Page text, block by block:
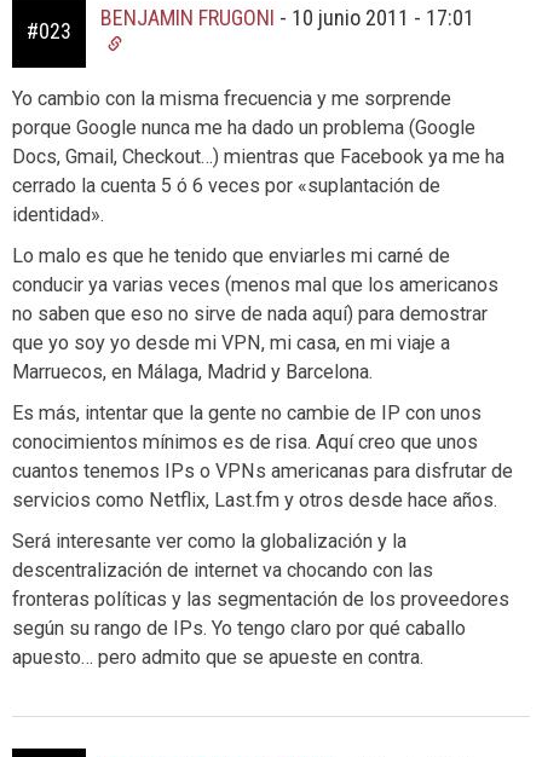
#023
BENJAMIN FRUGONI - 10 junio 2011 - 17:01
Yo cambio con la misma frecuencia y me sorprende
porque Google nunca me ha dado un problema (Google
Docs, Gmail, Checkout…) mientras que Facebook ya me ha
cerrado la cuenta 5 ó 6 veces por «suplantación de
identidad».
Lo malo es que he tenido que enviarles mi carné de
conducir ya varias veces (menos mal que los americanos
no saben que eso no sirve de nada aquí) para demostrar
que yo soy yo desde mi VPN, mi casa, en mi viaje a
Marruecos, en Málaga, Madrid y Barcelona.
Es más, intentar que la gente no cambie de IP con unos
conocimientos mínimos es de risa. Aquí creo que unos
cuantos tenemos IPs o VPNs americanas para disfrutar de
servicios como Netflix, Last.fm y otros desde hace años.
Será interesante ver como la globalización y la
descentralización de internet va chocando con las
fronteras políticas y las segmentación de los proveedores
según su rango de IPs. Yo tengo claro por qué caballo
apuesto… pero admito que se apueste en contra.